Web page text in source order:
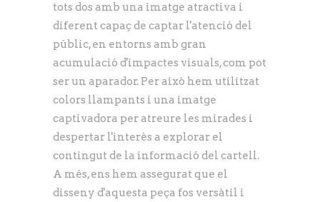
tots dos amb una imatge atractiva i
diferent capaç de captar l'atenció del
públic, en entorns amb gran
acumulació d'impactes visuals, com pot
ser un aparador. Per això hem utilitzat
colors llampants i una imatge
captivadora per atreure les mirades i
despertar l'interès a explorar el
contingut de la informació del cartell.
A més, ens hem assegurat que el
disseny d'aquesta peça fos versàtil i